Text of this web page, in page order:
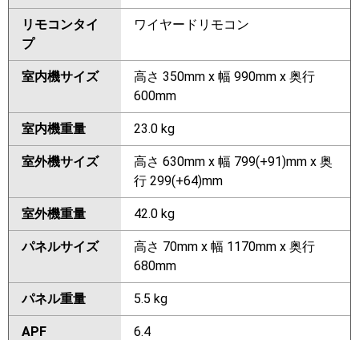
リモコンタイ
プ
ワイヤードリモコン
室内機サイズ
高さ 350mm x 幅 990mm x 奥行
600mm
室内機重量 23.0 kg
室外機サイズ
高さ 630mm x 幅 799(+91)mm x 奥
行 299(+64)mm
室外機重量 42.0 kg
パネルサイズ
高さ 70mm x 幅 1170mm x 奥行
680mm
パネル重量 5.5 kg
APF 6.4